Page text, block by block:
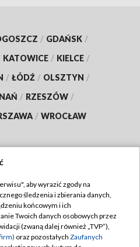
/ GDAŃSK /
KATOWICE / KIELCE /
/ ŁÓDŹ / OLSZTYN /
/ RZESZÓW /
/ WROCŁAW
TVP
TVP
prywatności
aby wyrazić zgody na
śledzenia i zbierania danych,
końcowym i ich
Twoich danych osobowych przez
(zwaną dalej również „TVP”),
oraz pozostałych Zaufanych